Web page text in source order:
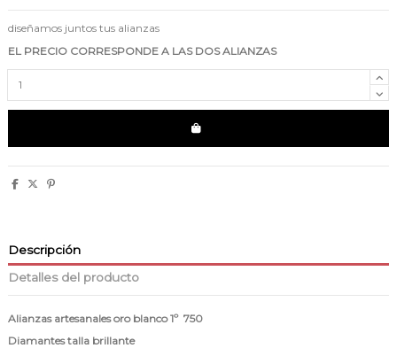
diseñamos juntos tus alianzas
EL PRECIO CORRESPONDE A LAS DOS ALIANZAS
Descripción
Detalles del producto
Alianzas artesanales oro blanco 1º 750
Diamantes talla brillante